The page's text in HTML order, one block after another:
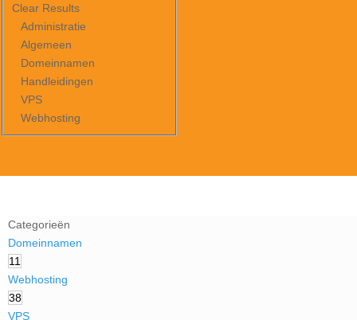
Clear Results
Administratie
Algemeen
Domeinnamen
Handleidingen
VPS
Webhosting
Categorieën
Domeinnamen
11
Webhosting
38
VPS